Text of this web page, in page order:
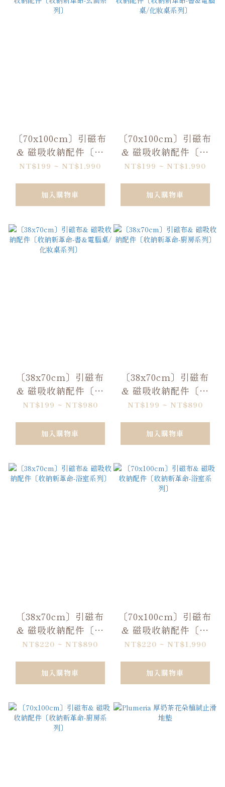
〔70x100cm〕引磁布
& 磁吸收納配件〔收
納新革命-玄關系列〕
NT$199 ~ NT$1,990
加入購物車
〔70x100cm〕引磁布
& 磁吸收納配件〔收
納新革命-書&電腦桌/
NT$199 ~ NT$1,990
加入購物車
〔38x70cm〕引磁布
& 磁吸收納配件〔收
納新革命-書&電腦桌/
NT$199 ~ NT$980
加入購物車
〔38x70cm〕引磁布
& 磁吸收納配件〔收
納新革命-廚房系列〕
NT$199 ~ NT$890
加入購物車
〔38x70cm〕引磁布
& 磁吸收納配件〔收
納新革命-浴室系列〕
NT$220 ~ NT$890
加入購物車
〔70x100cm〕引磁布
& 磁吸收納配件〔收
納新革命-浴室系列〕
NT$220 ~ NT$1,990
加入購物車